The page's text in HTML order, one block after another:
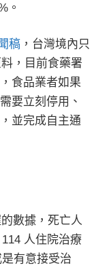
。
稿 ，台灣境內只
，目前食藥署
食品業者如果
要立刻停用、
並完成自主通
數據，死亡人
人住院治療
有意接受治